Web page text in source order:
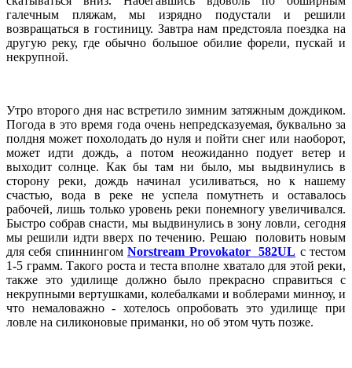
галечным пляжам, мы изрядно подустали и решили
возвращаться в гостиницу. Завтра нам предстояла поездка на
другую реку, где обычно большое обилие форели, пускай и
некрупной.
Утро второго дня нас встретило зимним затяжным дождиком.
Погода в это время года очень непредсказуемая, буквально за
полдня может похолодать до нуля и пойти снег или наоборот,
может идти дождь, а потом неожиданно подует ветер и
выходит солнце. Как бы там ни было, мы выдвинулись в
сторону реки, дождь начинал усиливаться, но к нашему
счастью, вода в реке не успела помутнеть и оставалось
рабочей, лишь только уровень реки понемногу увеличивался.
Быстро собрав снасти, мы выдвинулись в зону ловли, сегодня
мы решили идти вверх по течению. Решаю половить новым
для себя спиннингомNorstream Provokator 582UL с тестом
1-5 грамм. Такого роста и теста вполне хватало для этой реки,
также это удилище должно было прекрасно справиться с
некрупными вертушками, колебалками и воблерами минноу, и
что немаловажно - хотелось опробовать это удилище при
ловле на силиконовые приманки, но об этом чуть позже.